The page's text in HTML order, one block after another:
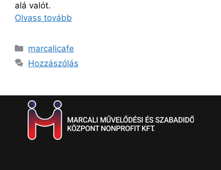
alá valót.
Olvass tovább
marcalicafe
Hozzászólás